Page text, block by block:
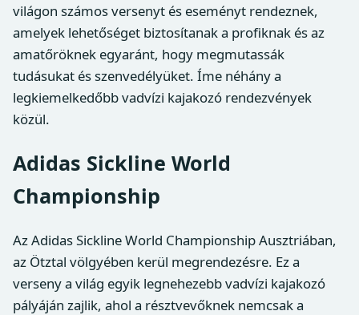
világon számos versenyt és eseményt rendeznek,
amelyek lehetőséget biztosítanak a profiknak és az
amatőröknek egyaránt, hogy megmutassák
tudásukat és szenvedélyüket. Íme néhány a
legkiemelkedőbb vadvízi kajakozó rendezvények
közül.
Adidas Sickline World
Championship
Az Adidas Sickline World Championship Ausztriában,
az Ötztal völgyében kerül megrendezésre. Ez a
verseny a világ egyik legnehezebb vadvízi kajakozó
pályáján zajlik, ahol a résztvevőknek nemcsak a